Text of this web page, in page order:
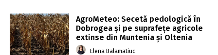
AgroMeteo: Secetă pedologică în
Dobrogea şi pe suprafeţe agricole
extinse din Muntenia şi Oltenia
Elena Balamatiuc